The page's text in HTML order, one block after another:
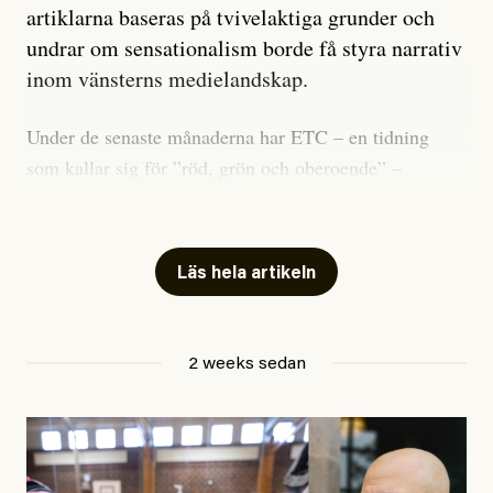
artiklarna baseras på tvivelaktiga grunder och
undrar om sensationalism borde få styra narrativ
inom vänsterns medielandskap.
Under de senaste månaderna har ETC – en tidning
som kallar sig för ”röd, grön och oberoende” –
skriver för? Vad betyder det att vara en ”röd, grön och
oberoende” tidning? Och vad är egentligen bra
utpekas som israelisk infiltratör”. Enligt ingressen
handlar artikeln om en person vars ”bakgrund skapar
Läs hela artikeln
2 weeks sedan